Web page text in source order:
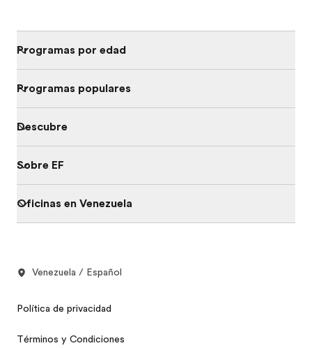
Programas por edad
Programas populares
Descubre
Sobre EF
Oficinas en Venezuela
Venezuela / Español
Política de privacidad
Términos y Condiciones